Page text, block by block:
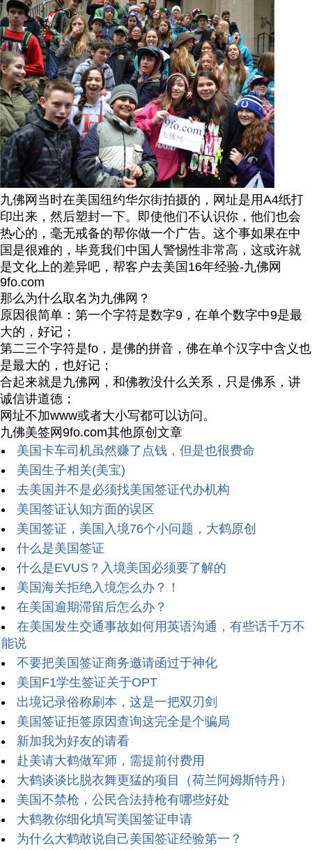
九佛网当时在美国纽约华尔街拍摄的，网址是用A4纸打
印出来，然后塑封一下。即使他们不认识你，他们也会
热心的，毫无戒备的帮你做一个广告。这个事如果在中
国是很难的，毕竟我们中国人警惕性非常高，这或许就
是文化上的差异吧，帮客户去美国16年经验-九佛网
9fo.com
那么为什么取名为九佛网？
原因很简单：第一个字符是数字9，在单个数字中9是最
大的，好记；
第二三个字符是fo，是佛的拼音，佛在单个汉字中含义也
是最大的，也好记；
合起来就是九佛网，和佛教没什么关系，只是佛系，讲
诚信讲道德；
网址不加www或者大小写都可以访问。
九佛美签网9fo.com其他原创文章
美国卡车司机虽然赚了点钱，但是也很费命
美国生子相关(美宝)
去美国并不是必须找美国签证代办机构
美国签证认知方面的误区
美国签证，美国入境76个小问题，大鹤原创
什么是美国签证
什么是EVUS？入境美国必须要了解的
美国海关拒绝入境怎么办？！
在美国逾期滞留后怎么办？
在美国发生交通事故如何用英语沟通，有些话千万不
能说
不要把美国签证商务邀请函过于神化
美国F1学生签证关于OPT
出境记录俗称刷本，这是一把双刃剑
美国签证拒签原因查询这完全是个骗局
新加我为好友的请看
赴美请大鹤做军师，需提前付费用
大鹤谈谈比脱衣舞更猛的项目（荷兰阿姆斯特丹）
美国不禁枪，公民合法持枪有哪些好处
大鹤教你细化填写美国签证申请
为什么大鹤敢说自己美国签证经验第一？